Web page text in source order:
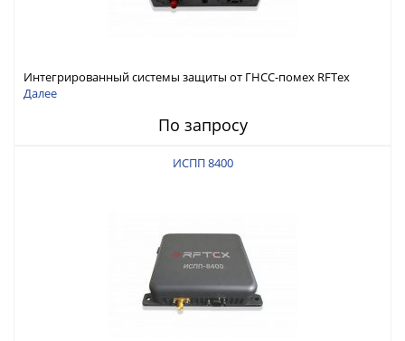
Интегрированный системы защиты от ГНСС-помех RFТех
ИСПП 8500
Далее
По запросу
ИСПП 8400